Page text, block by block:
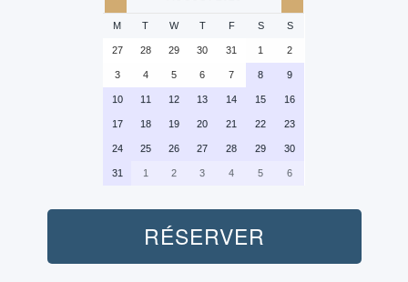
M T W T F S S
27 28 29 30 31 1 2
3 4 5 6 7 8 9
10 11 12 13 14 15 16
17 18 19 20 21 22 23
24 25 26 27 28 29 30
31 1 2 3 4 5 6
RÉSERVER